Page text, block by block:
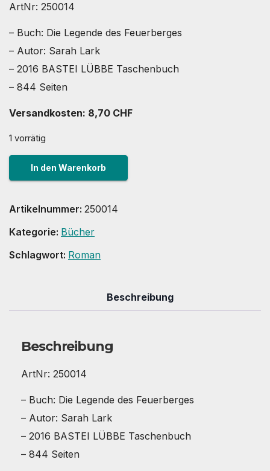
ArtNr: 250014
– Buch: Die Legende des Feuerberges
– Autor: Sarah Lark
– 2016 BASTEI LÜBBE Taschenbuch
– 844 Seiten
Versandkosten: 8,70 CHF
1 vorrätig
Buch:
Die
Feuerberges
Menge
In den Warenkorb
Artikelnummer: 250014
Kategorie: Bücher
Schlagwort: Roman
Beschreibung
Beschreibung
ArtNr: 250014
– Buch: Die Legende des Feuerberges
– Autor: Sarah Lark
– 2016 BASTEI LÜBBE Taschenbuch
– 844 Seiten